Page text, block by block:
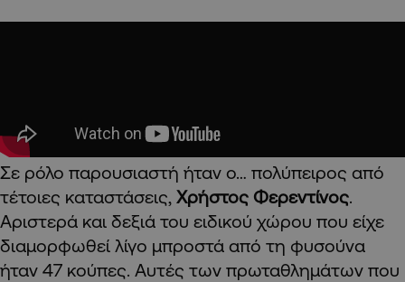
Σε ρόλο παρουσιαστή ήταν ο… πολύπειρος από
τέτοιες καταστάσεις, Χρήστος Φερεντίνος.
Αριστερά και δεξιά του ειδικού χώρου που είχε
διαμορφωθεί λίγο μπροστά από τη φυσούνα
ήταν 47 κούπες. Αυτές των πρωταθλημάτων που